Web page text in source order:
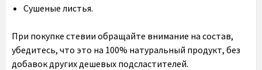
Сушеные листья.
При покупке стевии обращайте внимание на состав,
убедитесь, что это на 100% натуральный продукт, без
добавок других дешевых подсластителей.